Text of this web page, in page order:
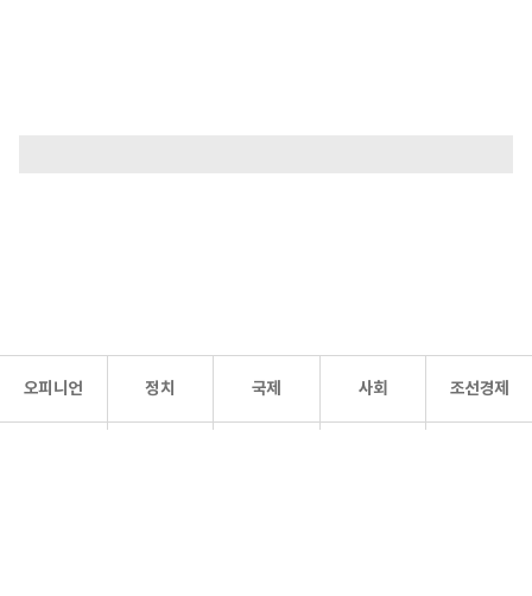
오피니언 정치 국제 사회 조선경제